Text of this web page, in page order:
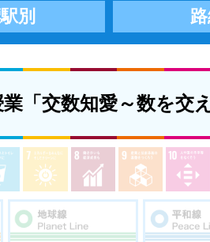
別
「交数知愛～数を交